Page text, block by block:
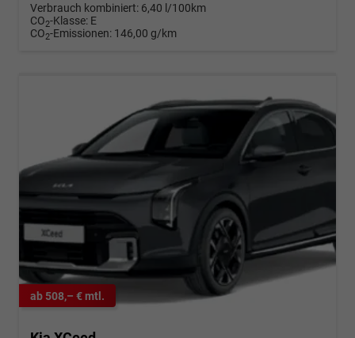
Verbrauch kombiniert: 6,40 l/100km
CO2-Klasse: E
CO2-Emissionen: 146,00 g/km
ab 508,– € mtl.